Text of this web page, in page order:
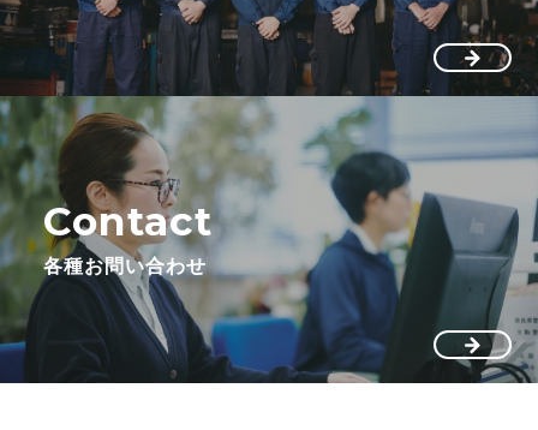
Contact
各種お問い合わせ